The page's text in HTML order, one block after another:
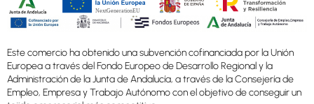
Este comercio ha obtenido una subvención cofinanciada por la Unión
Europea a través del Fondo Europeo de Desarrollo Regional y la
Administración de la Junta de Andalucía, a través de la Consejería de
Empleo, Empresa y Trabajo Autónomo con el objetivo de conseguir un